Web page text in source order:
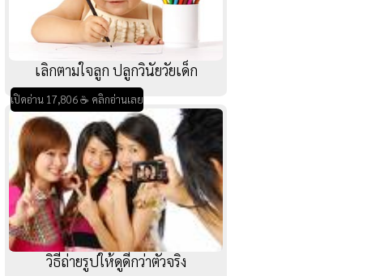
เลิกตามใจลูก ปลูกวินัยวัยเด็ก
เปิดอ่าน 17,806 ☕ คลิกอ่านเลย
วิธีถ่ายรูปให้ดูดีกว่าตัวจริง